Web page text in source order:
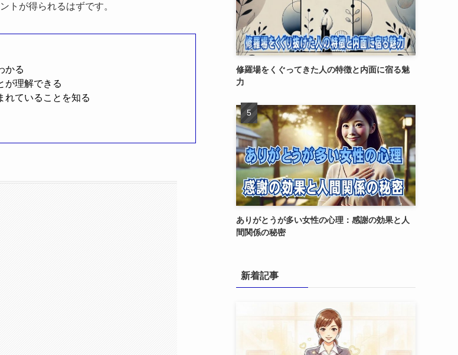
トが得られるはずです。
かる
が理解できる
れていることを知る
修羅場をくぐってきた人の特徴と内面に宿る魅
力
ありがとうが多い女性の心理：感謝の効果と人
間関係の秘密
新着記事